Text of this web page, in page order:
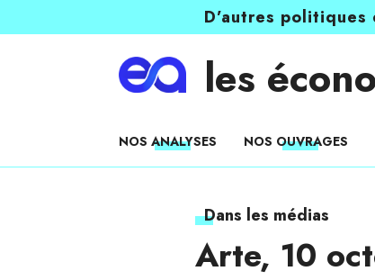
D’autres
les
NOS ANALYSES NOS OUVRAGES
Dans les médias
Arte, 10